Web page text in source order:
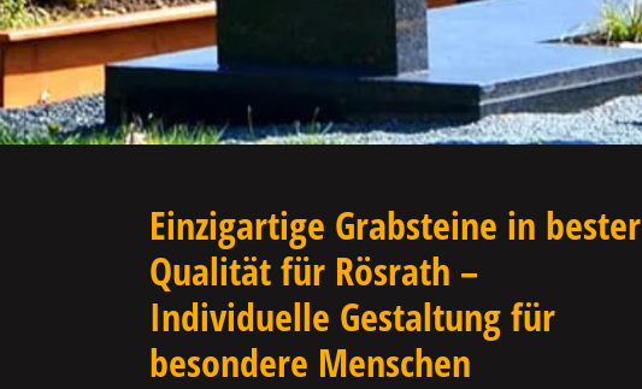
Einzigartige Grabsteine in bester
Qualität für Rösrath –
Individuelle Gestaltung für
besondere Menschen